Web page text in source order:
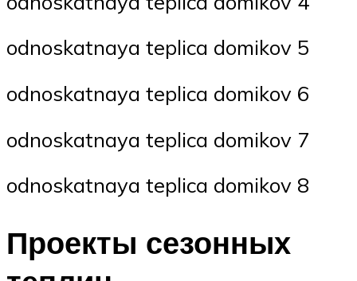
odnoskatnaya teplica domikov 5
odnoskatnaya teplica domikov 6
odnoskatnaya teplica domikov 7
odnoskatnaya teplica domikov 8
Проекты сезонных